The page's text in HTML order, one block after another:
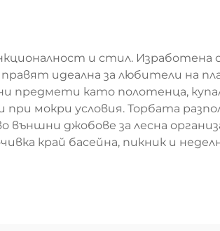
и стил. Изработена
идеална за любители на
предмети като полотенца,
мокри условия. Торбата
джобове за лесна
край басейна, пикник и